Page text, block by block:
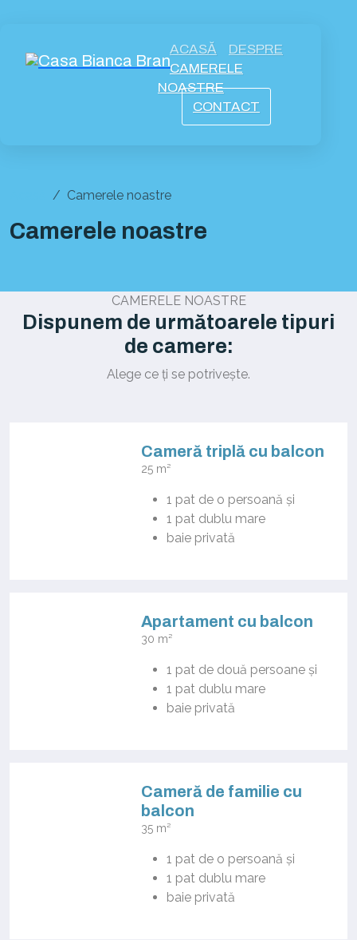
ACASĂ
DESPRE
CAMERELE
NOASTRE
CONTACT
Camerele noastre
Camerele noastre
CAMERELE NOASTRE
Dispunem de următoarele tipuri
de camere:
Alege ce ți se potrivește.
Cameră triplă cu balcon
25 m²
1 pat de o persoanăși
1 pat dublu mare
baie privată
Apartament cu balcon
30 m²
1 pat de două persoaneși
1 pat dublu mare
baie privată
Cameră de familie cu
balcon
35 m²
1 pat de o persoanăși
1 pat dublu mare
baie privată